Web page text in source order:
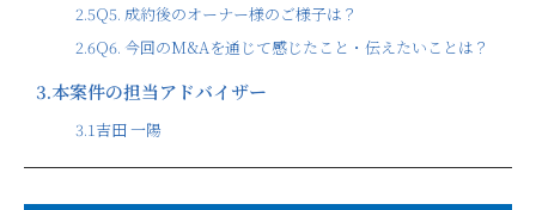
2.5Q5. 成約後のオーナー様のご様子は？
2.6Q6. 今回のM&Aを通じて感じたこと・伝えたいことは？
3.本案件の担当アドバイザー
3.1吉田 一陽